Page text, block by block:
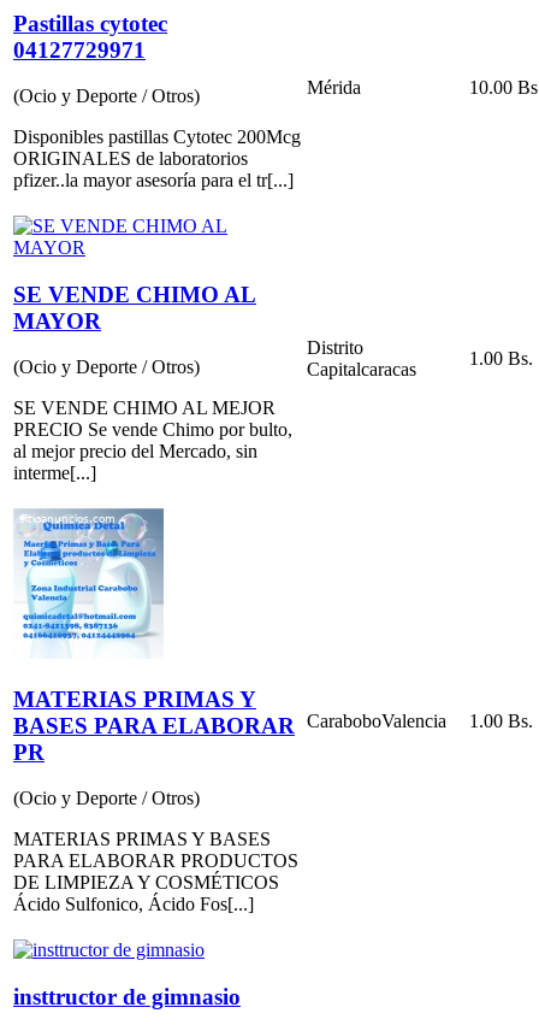
Pastillas cytotec
04127729971
(Ocio y Deporte / Otros)
Disponibles pastillas Cytotec 200Mcg
ORIGINALES de laboratorios
pfizer..la mayor asesoría para el tr[...]
Mérida 10.00
SE VENDE CHIMO AL
MAYOR
(Ocio y Deporte / Otros)
SE VENDE CHIMO AL MEJOR
PRECIO Se vende Chimo por bulto,
al mejor precio del Mercado, sin
interme[...]
Distrito
Capitalcaracas
1.00 Bs.
MATERIAS PRIMAS Y
BASES PARA ELABORAR
PR
(Ocio y Deporte / Otros)
MATERIAS PRIMAS Y BASES
PARA ELABORAR PRODUCTOS
DE LIMPIEZA Y COSMÉTICOS
Ácido Sulfonico, Ácido Fos[...]
CaraboboValencia 1.00 Bs.
insttructor de gimnasio